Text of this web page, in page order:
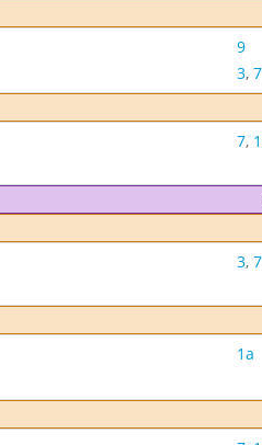
9
3, 7
7,
3, 7
1a